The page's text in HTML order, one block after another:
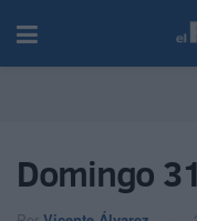
Domingo